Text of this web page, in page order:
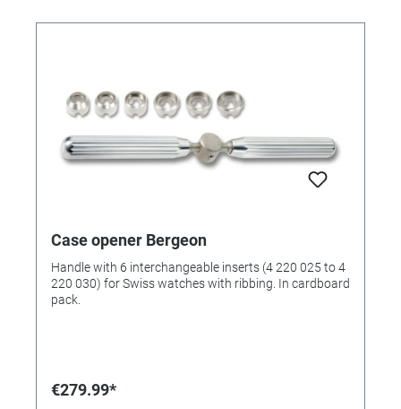
Case opener Bergeon
Handle with 6 interchangeable inserts (4 220 025 to 4
220 030) for Swiss watches with ribbing. In cardboard
pack.
€279.99*